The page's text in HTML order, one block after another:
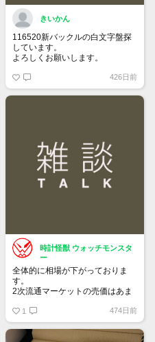
きいかん
116520新バックルの白文字盤探
しています。
よろしくお願いします。
426日前
時計怪獣 ウォッチモンスタ
ー
全体的に相場が下がっておりま
す。
2次流通マーケットの売価はあま
すが、6桁スポーツはじめ、ドレ
ス系も思っている10％は下にな
っていると思います。
1 474日前